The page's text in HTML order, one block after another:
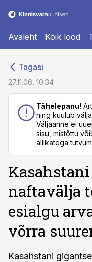
Avaleht Kõik lood
Tagasi
27.11.06, 10:34
Tähelepanu!
ning kuulub
Väljaanne ei
sisu, mistõttu
allikatega
naftavälja
esialgu
võrra
Kasahstani